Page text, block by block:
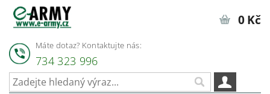
Máte dotaz? Kontaktujte nás:
734 323 996
0 Kč